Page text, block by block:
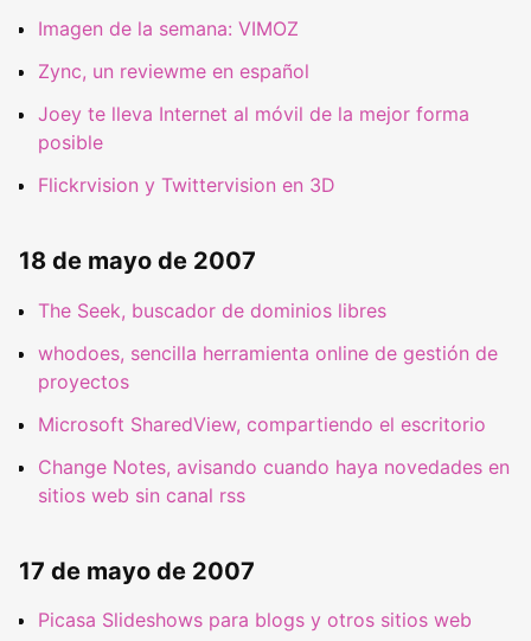
Imagen de la semana: VIMOZ
Zync, un reviewme en español
Joey te lleva Internet al móvil de la mejor forma
posible
Flickrvision y Twittervision en 3D
18 de mayo de 2007
The Seek, buscador de dominios libres
whodoes, sencilla herramienta online de gestión de
proyectos
Microsoft SharedView, compartiendo el escritorio
Change Notes, avisando cuando haya novedades en
sitios web sin canal rss
17 de mayo de 2007
Picasa Slideshows para blogs y otros sitios web